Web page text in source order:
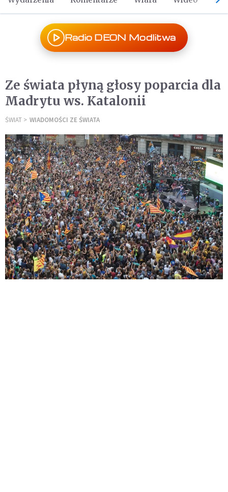
Radio DEON Modlitwa
Ze świata płyną głosy poparcia dla
Madrytu ws. Katalonii
ŚWIAT WIADOMOŚCI ZE ŚWIATA